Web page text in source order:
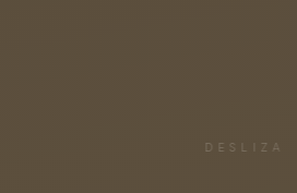
DESLIZA